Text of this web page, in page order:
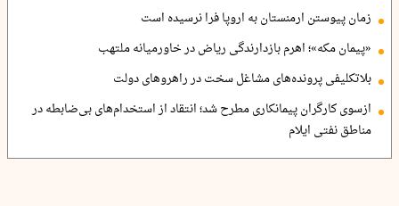
زمان پیوستن ارمنستان به اروپا فرا نرسیده است
«پیمان مکه»؛ اهرم بازدارندگی ریاض در خاورمیانه ملتهب
بلاتکلیفی پرونده‌های مشاغل سخت در راهروهای دولت
ازسوی کارگران پیمانکاری مطرح شد؛ انتقاد از استخدام‌های بی‌ضابطه در
مناطق نفتی ایلام